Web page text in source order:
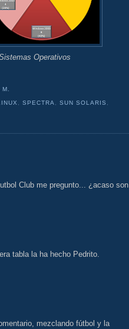
Operativos
, SPECTRA, SUN SOLARIS ,
Club me pregunto... ¿acaso son
tabla la ha hecho Pedrito.
mezclando fútbol y la